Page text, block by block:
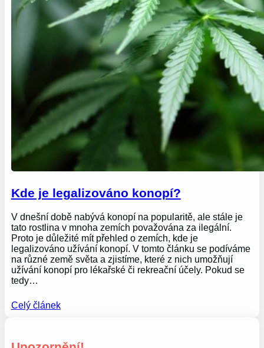
Kde je legalizováno konopí?
V dnešní době nabývá konopí na popularitě, ale stále je
tato rostlina v mnoha zemích považována za ilegální.
Proto je důležité mít přehled o zemích, kde je
legalizováno užívání konopí. V tomto článku se podíváme
na různé země světa a zjistíme, které z nich umožňují
užívání konopí pro lékařské či rekreační účely. Pokud se
tedy…
Celý článek